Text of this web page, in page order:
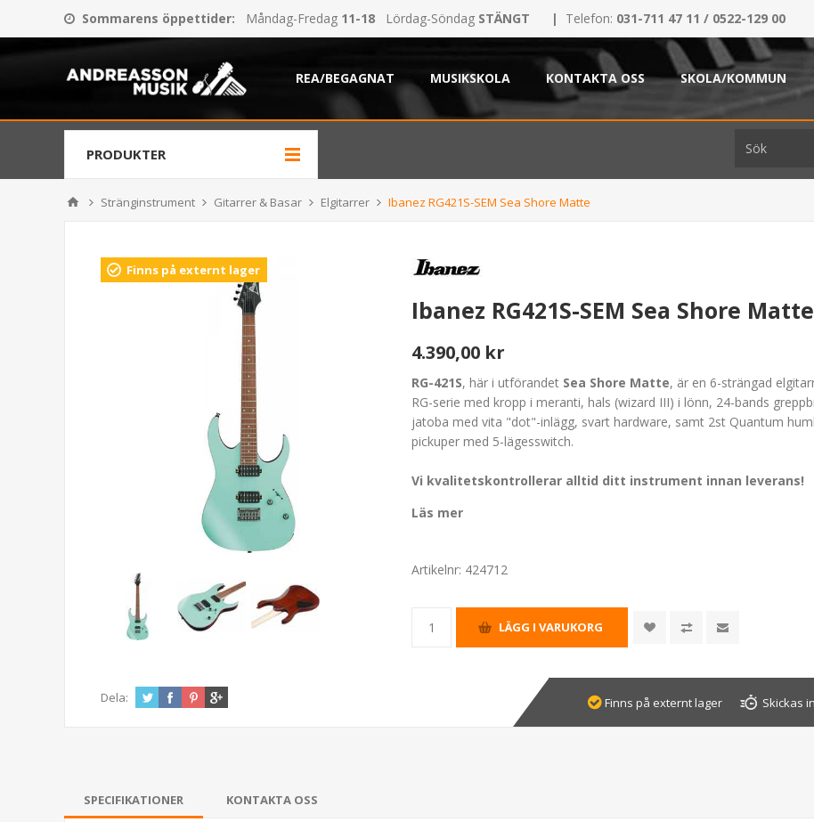
Sommarens öppettider: Måndag-Fredag 11-18 Lördag-Söndag STÄNGT | Telefon: 031-711 47 11 / 0522-129 00
REA/BEGAGNAT MUSIKSKOLA KONTAKTA OSS SKOLA/KOMMUN
PRODUKTER
Stränginstrument Gitarrer & Basar Elgitarrer Ibanez RG421S-SEM Sea Shore Matte
Finns på externt lager
Ibanez RG421S-SEM Sea Shore Matte
4.390,00 kr
RG-421S, här i utförandet Sea Shore Matte, är en 6-strängad
RG-serie med kropp i meranti, hals (wizard III) i lönn, 24-bands
jatoba med vita "dot"-inlägg, svart hardware, samt 2st Quantum
pickuper med 5-lägesswitch.
Vi kvalitetskontrollerar alltid ditt instrument innan leverans!
Läs mer
Artikelnr: 424712
Dela: Finns på externt lager Skickas
SPECIFIKATIONER KONTAKTA OSS